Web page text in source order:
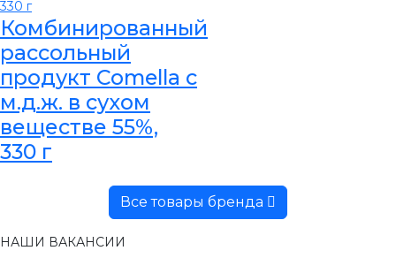
Комбинированный
рассольный
продукт Comella с
м.д.ж. в сухом
веществе 55%,
330 г
Все товары бренда
НАШИ ВАКАНСИИ